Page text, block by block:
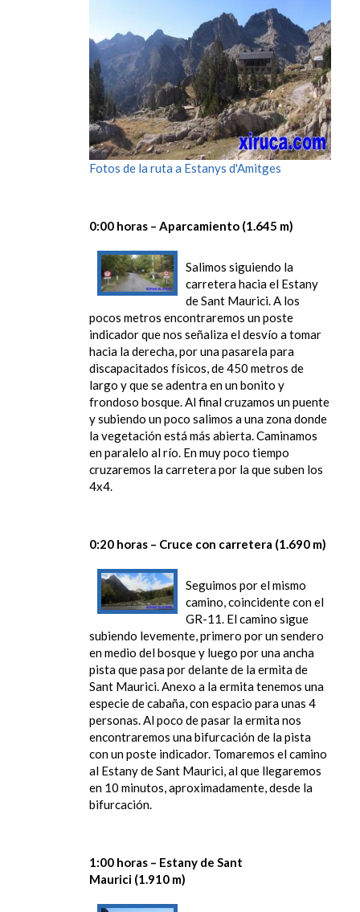
Fotos de la ruta a Estanys d'Amitges
0:00 horas – Aparcamiento (1.645 m)
Salimos siguiendo la
carretera hacia el Estany
de Sant Maurici. A los
pocos metros encontraremos un poste
indicador que nos señaliza el desvío a tomar
hacia la derecha, por una pasarela para
discapacitados físicos, de 450 metros de
largo y que se adentra en un bonito y
frondoso bosque. Al final cruzamos un puente
y subiendo un poco salimos a una zona donde
la vegetación está más abierta. Caminamos
en paralelo al río. En muy poco tiempo
cruzaremos la carretera por la que suben los
4x4.
0:20 horas – Cruce con carretera (1.690 m)
Seguimos por el mismo
camino, coincidente con el
GR-11. El camino sigue
subiendo levemente, primero por un sendero
en medio del bosque y luego por una ancha
pista que pasa por delante de la ermita de
Sant Maurici. Anexo a la ermita tenemos una
especie de cabaña, con espacio para unas 4
personas. Al poco de pasar la ermita nos
encontraremos una bifurcación de la pista
con un poste indicador. Tomaremos el camino
al Estany de Sant Maurici, al que llegaremos
en 10 minutos, aproximadamente, desde la
bifurcación.
1:00 horas – Estany de Sant
Maurici (1.910 m)